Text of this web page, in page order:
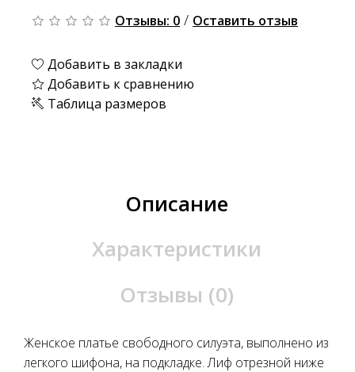
Отзывы: 0 / Оставить отзыв
Добавить в закладки
Добавить к сравнению
Таблица размеров
Описание
Характеристики
Отзывы (0)
Женское платье свободного силуэта, выполнено из
легкого шифона, на подкладке. Лиф отрезной ниже